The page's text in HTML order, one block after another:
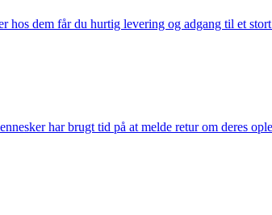
dem får du hurtig levering og adgang til et
har brugt tid på at melde retur om deres